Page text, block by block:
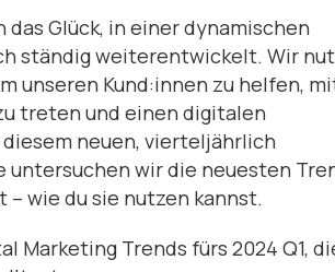
Glück, in einer dynamischen
ständig weiterentwickelt. Wir
unseren Kund:innen zu helfen,
treten und einen digitalen
neuen, vierteljährlich
untersuchen wir die neuesten
wie du sie nutzen kannst.
Marketing Trends fürs 2024 Q1,